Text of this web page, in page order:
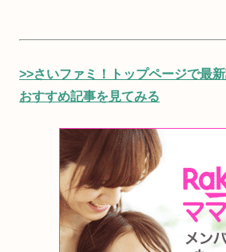
>>さいファミ！トップページで最
おすすめ記事を見てみる